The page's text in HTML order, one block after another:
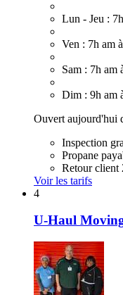
Lun - Jeu :
Ven : 7h am
Sam : 7h am
Dim : 9h am
Ouvert aujourd'hui
Inspection
Propane
Retour client
Voir les tarifs
4
U-Haul